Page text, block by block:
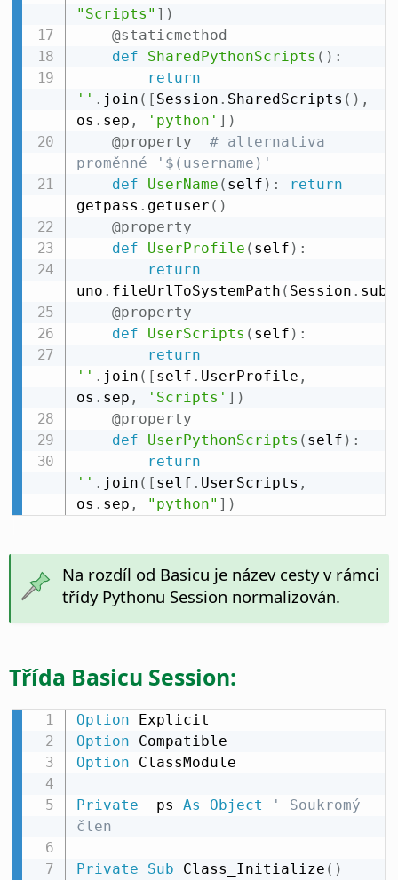
"Scripts" ] )
@staticmethod
def
SharedPythonScripts ( ) :
return
'' . join ( [ Session . SharedScripts ( ) ,
os . sep , 'python' ] )
@property
# alternativa
proměnné '$(username)'
def
UserName ( self ) :
return
getpass . getuser ( )
@property
def
UserProfile ( self ) :
return
uno . fileUrlToSystemPath ( Session .
@property
def
UserScripts ( self ) :
return
'' . join ( [ self . UserProfile ,
os . sep , 'Scripts' ] )
@property
def
UserPythonScripts ( self ) :
return
'' . join ( [ self . UserScripts ,
os . sep , "python" ] )
Na rozdíl od Basicu je název cesty v rámci
třídy Pythonu Session normalizován.
Třída Basicu Session:
Option
Option
Option ClassModule
Private _ps As Object
' Soukromý
člen
Private Sub Class_Initialize ( )